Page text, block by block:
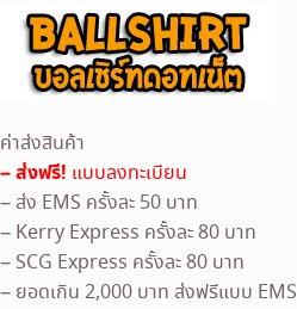
ค่าส่งสินค้า
– ส่งฟรี! แบบลงทะเบียน
– ส่ง EMS ครั้งละ 50 บาท
– Kerry Express ครั้งละ 80 บาท
– SCG Express ครั้งละ 80 บาท
– ยอดเกิน 2,000 บาท ส่งฟรีแบบ EMS